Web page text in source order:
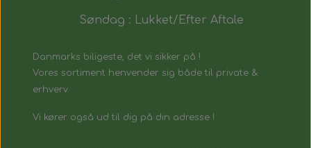
Søndag : Lukket/Efter Aftale
Danmarks biligeste, det vi sikker på !
Vores sortiment henvender sig både til private &
erhverv.
Vi kører også ud til dig på din adresse !